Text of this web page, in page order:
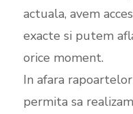
actuala, avem
exacte si putem
orice moment.
In afara
permita sa